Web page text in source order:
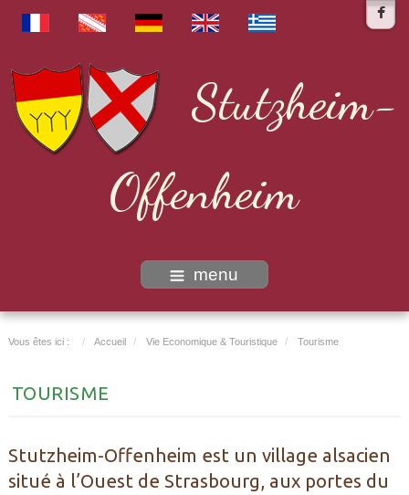
Stutzheim-
Offenheim
menu
Vous êtes ici : Accueil Vie Economique & Touristique Tourisme
TOURISME
Stutzheim-Offenheim est un village alsacien
situé à l’Ouest de Strasbourg, aux portes du